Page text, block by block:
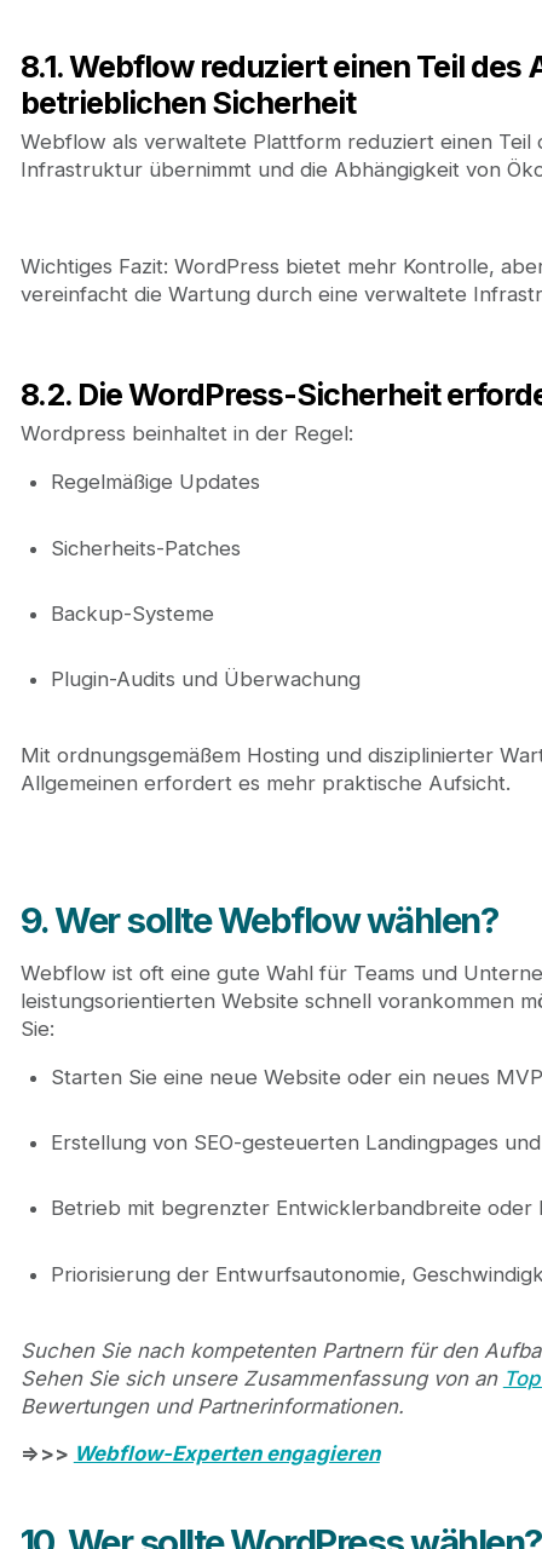
8.1. Webflow reduziert einen Teil
betrieblichen Sicherheit
Webflow als verwaltete Plattform reduziert einen Teil
Infrastruktur übernimmt und die Abhängigkeit von
Wichtiges Fazit: WordPress bietet mehr Kontrolle,
vereinfacht die Wartung durch eine verwaltete
8.2. Die WordPress-Sicherheit
Wordpress beinhaltet in der Regel:
Regelmäßige Updates
Sicherheits-Patches
Backup-Systeme
Plugin-Audits und Überwachung
Mit ordnungsgemäßem Hosting und disziplinierter
Allgemeinen erfordert es mehr praktische Aufsicht.
9. Wer sollte Webflow wählen?
Webflow ist oft eine gute Wahl für Teams und
leistungsorientierten Website schnell vorankommen
Sie:
Starten Sie eine neue Website oder ein neues
Erstellung von SEO-gesteuerten Landingpages
Betrieb mit begrenzter Entwicklerbandbreite oder
Priorisierung der Entwurfsautonomie,
Suchen Sie nach kompetenten Partnern für den
Sehen Sie sich unsere Zusammenfassung von an
Bewertungen und Partnerinformationen.
=>>> Webflow-Experten engagieren